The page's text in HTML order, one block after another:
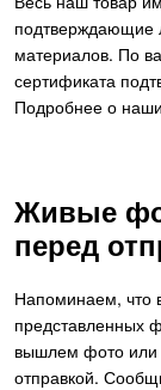
подтверждающие
материалов. По
сертификата
Подробнее о
Живые
перед
Напоминаем, что
представленных
вышлем фото или
отправкой.